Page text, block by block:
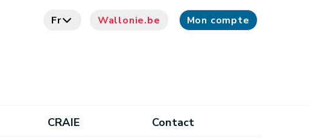
Fr Wallonie.be Mon compte
CRAIE Contact